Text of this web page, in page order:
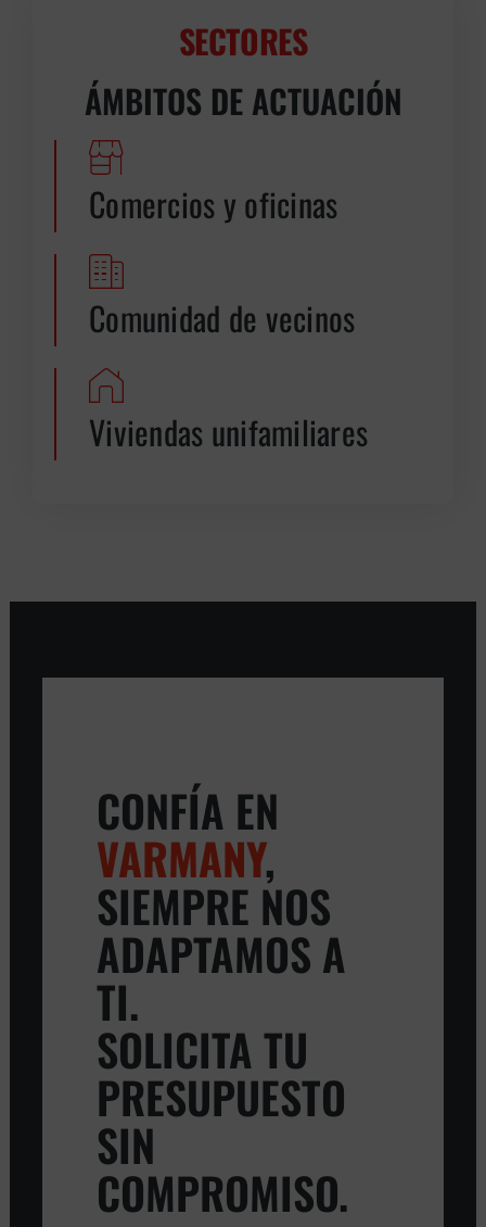
SECTORES
ÁMBITOS DE ACTUACIÓN
Comercios y oficinas
Comunidad de vecinos
Viviendas unifamiliares
CONFÍA EN
VARMANY,
SIEMPRE NOS
ADAPTAMOS A
TI.
SOLICITA TU
PRESUPUESTO
SIN
COMPROMISO.